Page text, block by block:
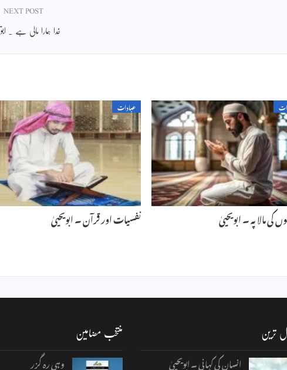
NEXT POST
خدا ہمارا مالی ہے ۔
کی مالا پہ ۔ ابویحییٰ
عبادات
نفسیات اور قرآن ۔ ابویحییٰ
ترین
انسان کی کہانی ۔ ابویحییٰ
منتخب مضامین
وہی رہ گزر